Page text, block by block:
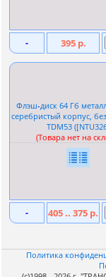
- 395 р.
Флэш-диск 64 Гб
серебристый корпус,
TDM53
(Товара нет на
- 405 .. 375 р.
Политика